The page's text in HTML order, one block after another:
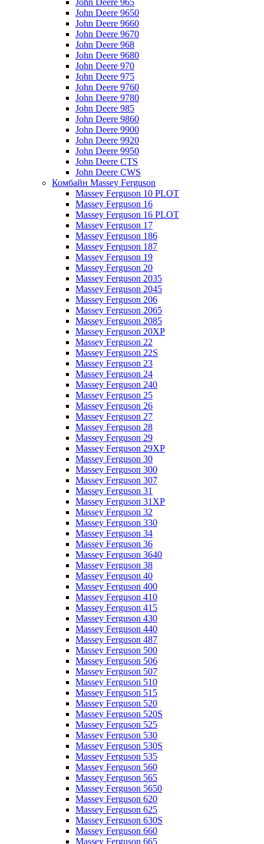
John Deere 965
John Deere 9650
John Deere 9660
John Deere 9670
John Deere 968
John Deere 9680
John Deere 970
John Deere 975
John Deere 9760
John Deere 9780
John Deere 985
John Deere 9860
John Deere 9900
John Deere 9920
John Deere 9950
John Deere CTS
John Deere CWS
Комбайн Massey Ferguson
Massey Ferguson 10 PLOT
Massey Ferguson 16
Massey Ferguson 16 PLOT
Massey Ferguson 17
Massey Ferguson 186
Massey Ferguson 187
Massey Ferguson 19
Massey Ferguson 20
Massey Ferguson 2035
Massey Ferguson 2045
Massey Ferguson 206
Massey Ferguson 2065
Massey Ferguson 2085
Massey Ferguson 20XP
Massey Ferguson 22
Massey Ferguson 22S
Massey Ferguson 23
Massey Ferguson 24
Massey Ferguson 240
Massey Ferguson 25
Massey Ferguson 26
Massey Ferguson 27
Massey Ferguson 28
Massey Ferguson 29
Massey Ferguson 29XP
Massey Ferguson 30
Massey Ferguson 300
Massey Ferguson 307
Massey Ferguson 31
Massey Ferguson 31XP
Massey Ferguson 32
Massey Ferguson 330
Massey Ferguson 34
Massey Ferguson 36
Massey Ferguson 3640
Massey Ferguson 38
Massey Ferguson 40
Massey Ferguson 400
Massey Ferguson 410
Massey Ferguson 415
Massey Ferguson 430
Massey Ferguson 440
Massey Ferguson 487
Massey Ferguson 500
Massey Ferguson 506
Massey Ferguson 507
Massey Ferguson 510
Massey Ferguson 515
Massey Ferguson 520
Massey Ferguson 520S
Massey Ferguson 525
Massey Ferguson 530
Massey Ferguson 530S
Massey Ferguson 535
Massey Ferguson 560
Massey Ferguson 565
Massey Ferguson 5650
Massey Ferguson 620
Massey Ferguson 625
Massey Ferguson 630S
Massey Ferguson 660
Massey Ferguson 665